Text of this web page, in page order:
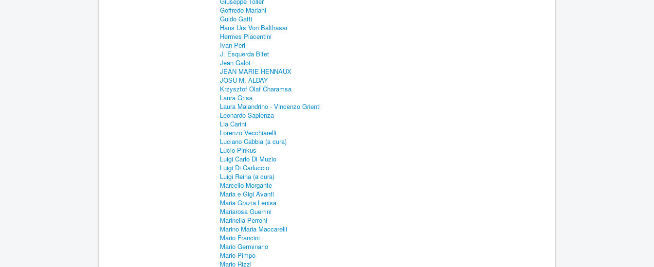
Goffredo Mariani
Guido Gatti
Hans Urs Von Balthasar
Hermes Piacentini
Ivan Peri
J. Esquerda Bifet
Jean Galot
JEAN MARIE HENNAUX
JOSU M. ALDAY
Krzysztof Olaf Charamsa
Laura Grisa
Laura Malandrino - Vincenzo Grienti
Leonardo Sapienza
Lia Carini
Lorenzo Vecchiarelli
Luciano Cabbia (a cura)
Lucio Pinkus
Luigi Carlo Di Muzio
Luigi Di Carluccio
Luigi Reina (a cura)
Marcello Morgante
Maria e Gigi Avanti
Maria Grazia Lenisa
Mariarosa Guerrini
Marinella Perroni
Marino Maria Maccarelli
Mario Francini
Mario Germinario
Mario Pimpo
Mario Rizzi